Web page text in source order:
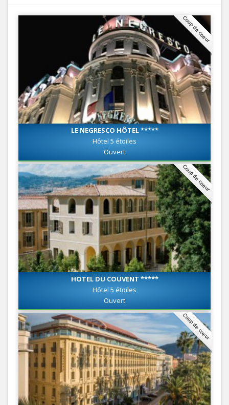
Coup de coeur
LE NEGRESCO HÔTEL *****
Hôtel 5 étoiles
Ouvert
Coup de coeur
HOTEL DU COUVENT *****
Hôtel 5 étoiles
Ouvert
Coup de coeur